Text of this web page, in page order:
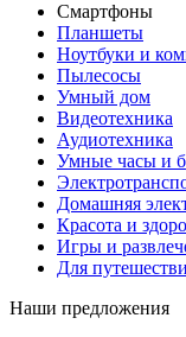
Смартфоны
Планшеты
Ноутбуки и
Пылесосы
Умный дом
Видеотехника
Аудиотехника
Умные часы и
Домашняя
Красота и
Игры и
Для
Наши предложения